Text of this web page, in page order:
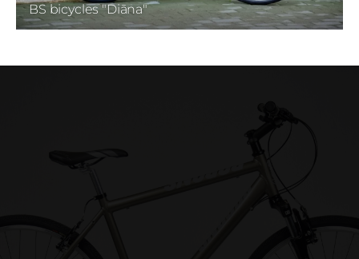
BS bicycles "Diāna"